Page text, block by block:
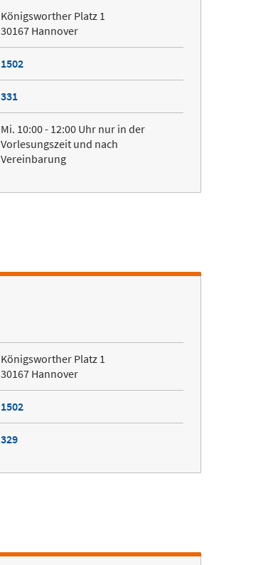
Königsworther Platz 1
30167 Hannover
1502
331
Mi. 10:00 - 12:00 Uhr nur in der
Vorlesungszeit und nach
Vereinbarung
Königsworther Platz 1
30167 Hannover
1502
329